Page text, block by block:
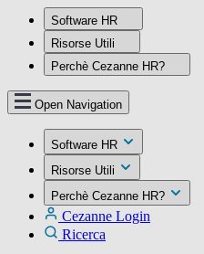
Software HR
Risorse Utili
Perchè Cezanne HR?
Open Navigation
Software HR
Risorse Utili
Perchè Cezanne HR?
Cezanne Login
Ricerca